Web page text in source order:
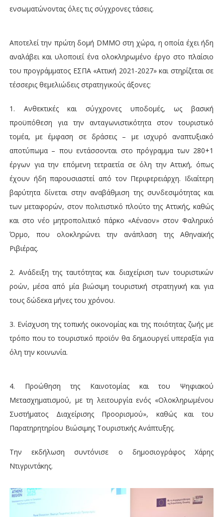
ενσωματώνοντας όλες τις σύγχρονες τάσεις.
Αποτελεί την πρώτη δομή DMMΟ στη χώρα, η οποία έχει ήδη
αναλάβει και υλοποιεί ένα ολοκληρωμένο έργο στο πλαίσιο
του προγράμματος ΕΣΠΑ «Αττική 2021-2027» και στηρίζεται σε
τέσσερις θεμελιώδεις στρατηγικούς άξονες:
1. Ανθεκτικές και σύγχρονες υποδομές, ως βασική
προϋπόθεση για την ανταγωνιστικότητα στον τουριστικό
τομέα, με έμφαση σε δράσεις – με ισχυρό αναπτυξιακό
αποτύπωμα – που εντάσσονται στο πρόγραμμα των 280+1
έργων για την επόμενη τετραετία σε όλη την Αττική, όπως
έχουν ήδη παρουσιαστεί από τον Περιφερειάρχη. Ιδιαίτερη
βαρύτητα δίνεται στην αναβάθμιση της συνδεσιμότητας και
των μεταφορών, στον πολιτιστικό πλούτο της Αττικής, καθώς
και στο νέο μητροπολιτικό πάρκο «Αέναον» στον Φαληρικό
Όρμο, που ολοκληρώνει την ανάπλαση της Αθηναϊκής
Ριβιέρας.
2. Ανάδειξη της ταυτότητας και διαχείριση των τουριστικών
ροών, μέσα από μία βιώσιμη τουριστική στρατηγική και για
τους δώδεκα μήνες του χρόνου.
3. Ενίσχυση της τοπικής οικονομίας και της ποιότητας ζωής με
τρόπο που το τουριστικό προϊόν θα δημιουργεί υπεραξία για
όλη την κοινωνία.
4. Προώθηση της Καινοτομίας και του Ψηφιακού
Μετασχηματισμού, με τη λειτουργία ενός «Ολοκληρωμένου
Συστήματος Διαχείρισης Προορισμού», καθώς και του
Παρατηρητηρίου Βιώσιμης Τουριστικής Ανάπτυξης.
Την εκδήλωση συντόνισε ο δημοσιογράφος Χάρης
Ντιγριντάκης.